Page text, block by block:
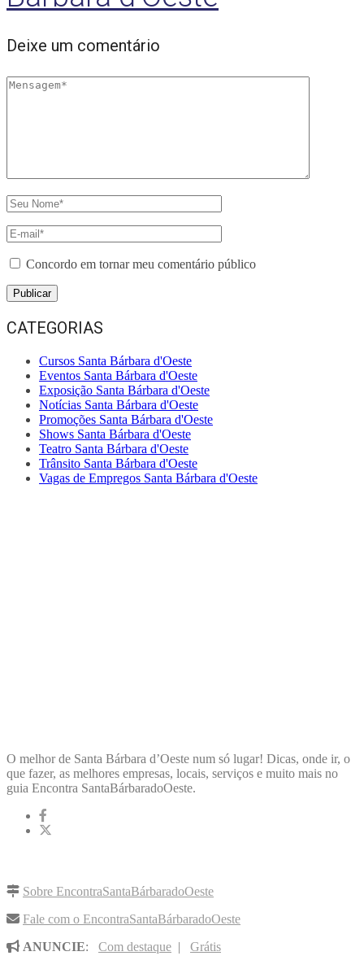
Deixe um comentário
Concordo em tornar meu comentário público
CATEGORIAS
Cursos Santa Bárbara d'Oeste
Eventos Santa Bárbara d'Oeste
Exposição Santa Bárbara d'Oeste
Notícias Santa Bárbara d'Oeste
Promoções Santa Bárbara d'Oeste
Shows Santa Bárbara d'Oeste
Teatro Santa Bárbara d'Oeste
Trânsito Santa Bárbara d'Oeste
Vagas de Empregos Santa Bárbara d'Oeste
O melhor de Santa Bárbara d’Oeste num só lugar! Dicas, onde ir, o
que fazer, as melhores empresas, locais, serviços e muito mais no
guia Encontra SantaBárbaradoOeste.
Sobre EncontraSantaBárbaradoOeste
Fale com o EncontraSantaBárbaradoOeste
ANUNCIE: Com destaque | Grátis